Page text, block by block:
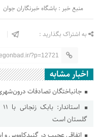
منبع خبر : باشگاه خبرنگاران جوان
به اشتراک بگذارید :
?p=12721
اخبار مشابه
جانباختگان تصادفات درون‌شهری گلستان ۱۷
گلستان است